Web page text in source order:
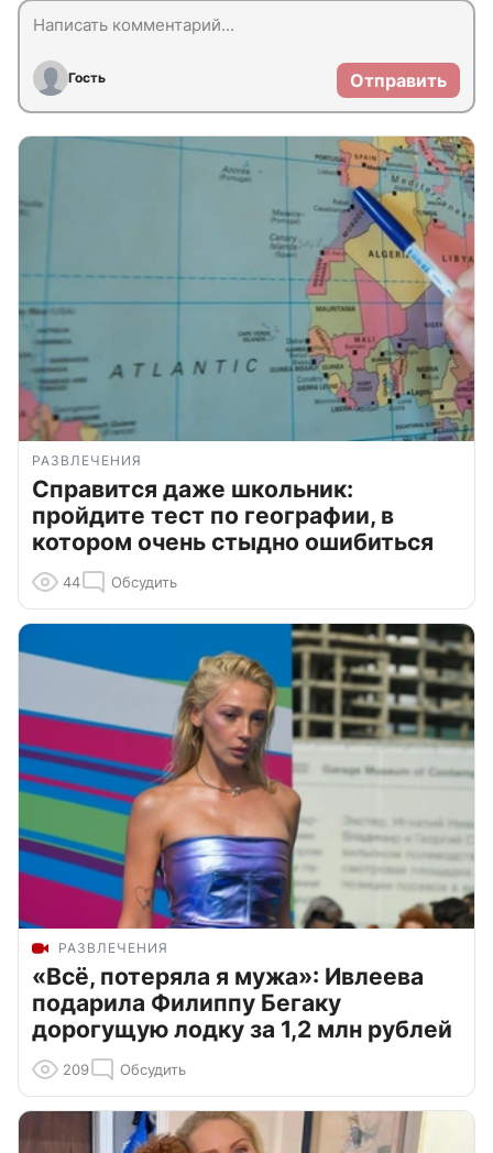
Гость Отправить
РАЗВЛЕЧЕНИЯ
Справится даже школьник:
пройдите тест по географии, в
котором очень стыдно ошибиться
44 Обсудить
РАЗВЛЕЧЕНИЯ
«Всё, потеряла я мужа»: Ивлеева
подарила Филиппу Бегаку
дорогущую лодку за 1,2 млн рублей
209 Обсудить